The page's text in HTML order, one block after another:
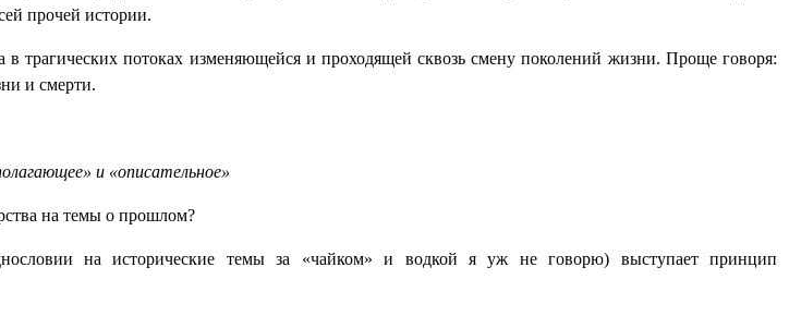
прочей истории.
в трагических потоках изменяющейся и проходящей сквозь смену поколений жизни. Проще говоря:
и смерти.
и «описательное»
на темы о прошлом?
на исторические темы за «чайком» и водкой я уж не говорю) выступает принцип